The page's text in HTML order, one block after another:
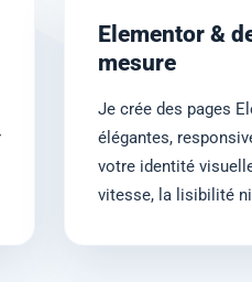
Elementor &
mesure
Je crée des pages
élégantes,
votre identité
vitesse, la lisibilité